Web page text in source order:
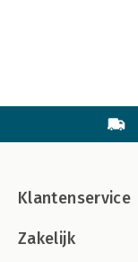
Klantenservice
Zakelijk